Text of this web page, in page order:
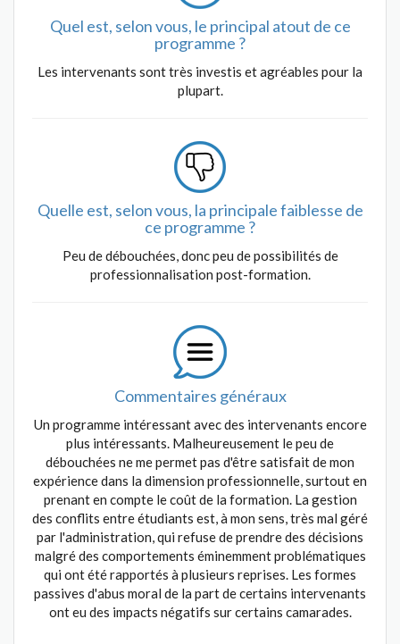
Quel est, selon vous, le principal atout de ce
programme ?
Les intervenants sont très investis et agréables pour la
plupart.
Quelle est, selon vous, la principale faiblesse de
ce programme ?
Peu de débouchées, donc peu de possibilités de
professionnalisation post-formation.
Commentaires généraux
Un programme intéressant avec des intervenants encore
plus intéressants. Malheureusement le peu de
débouchées ne me permet pas d'être satisfait de mon
expérience dans la dimension professionnelle, surtout en
prenant en compte le coût de la formation. La gestion
des conflits entre étudiants est, à mon sens, très mal géré
par l'administration, qui refuse de prendre des décisions
malgré des comportements éminemment problématiques
qui ont été rapportés à plusieurs reprises. Les formes
passives d'abus moral de la part de certains intervenants
ont eu des impacts négatifs sur certains camarades.